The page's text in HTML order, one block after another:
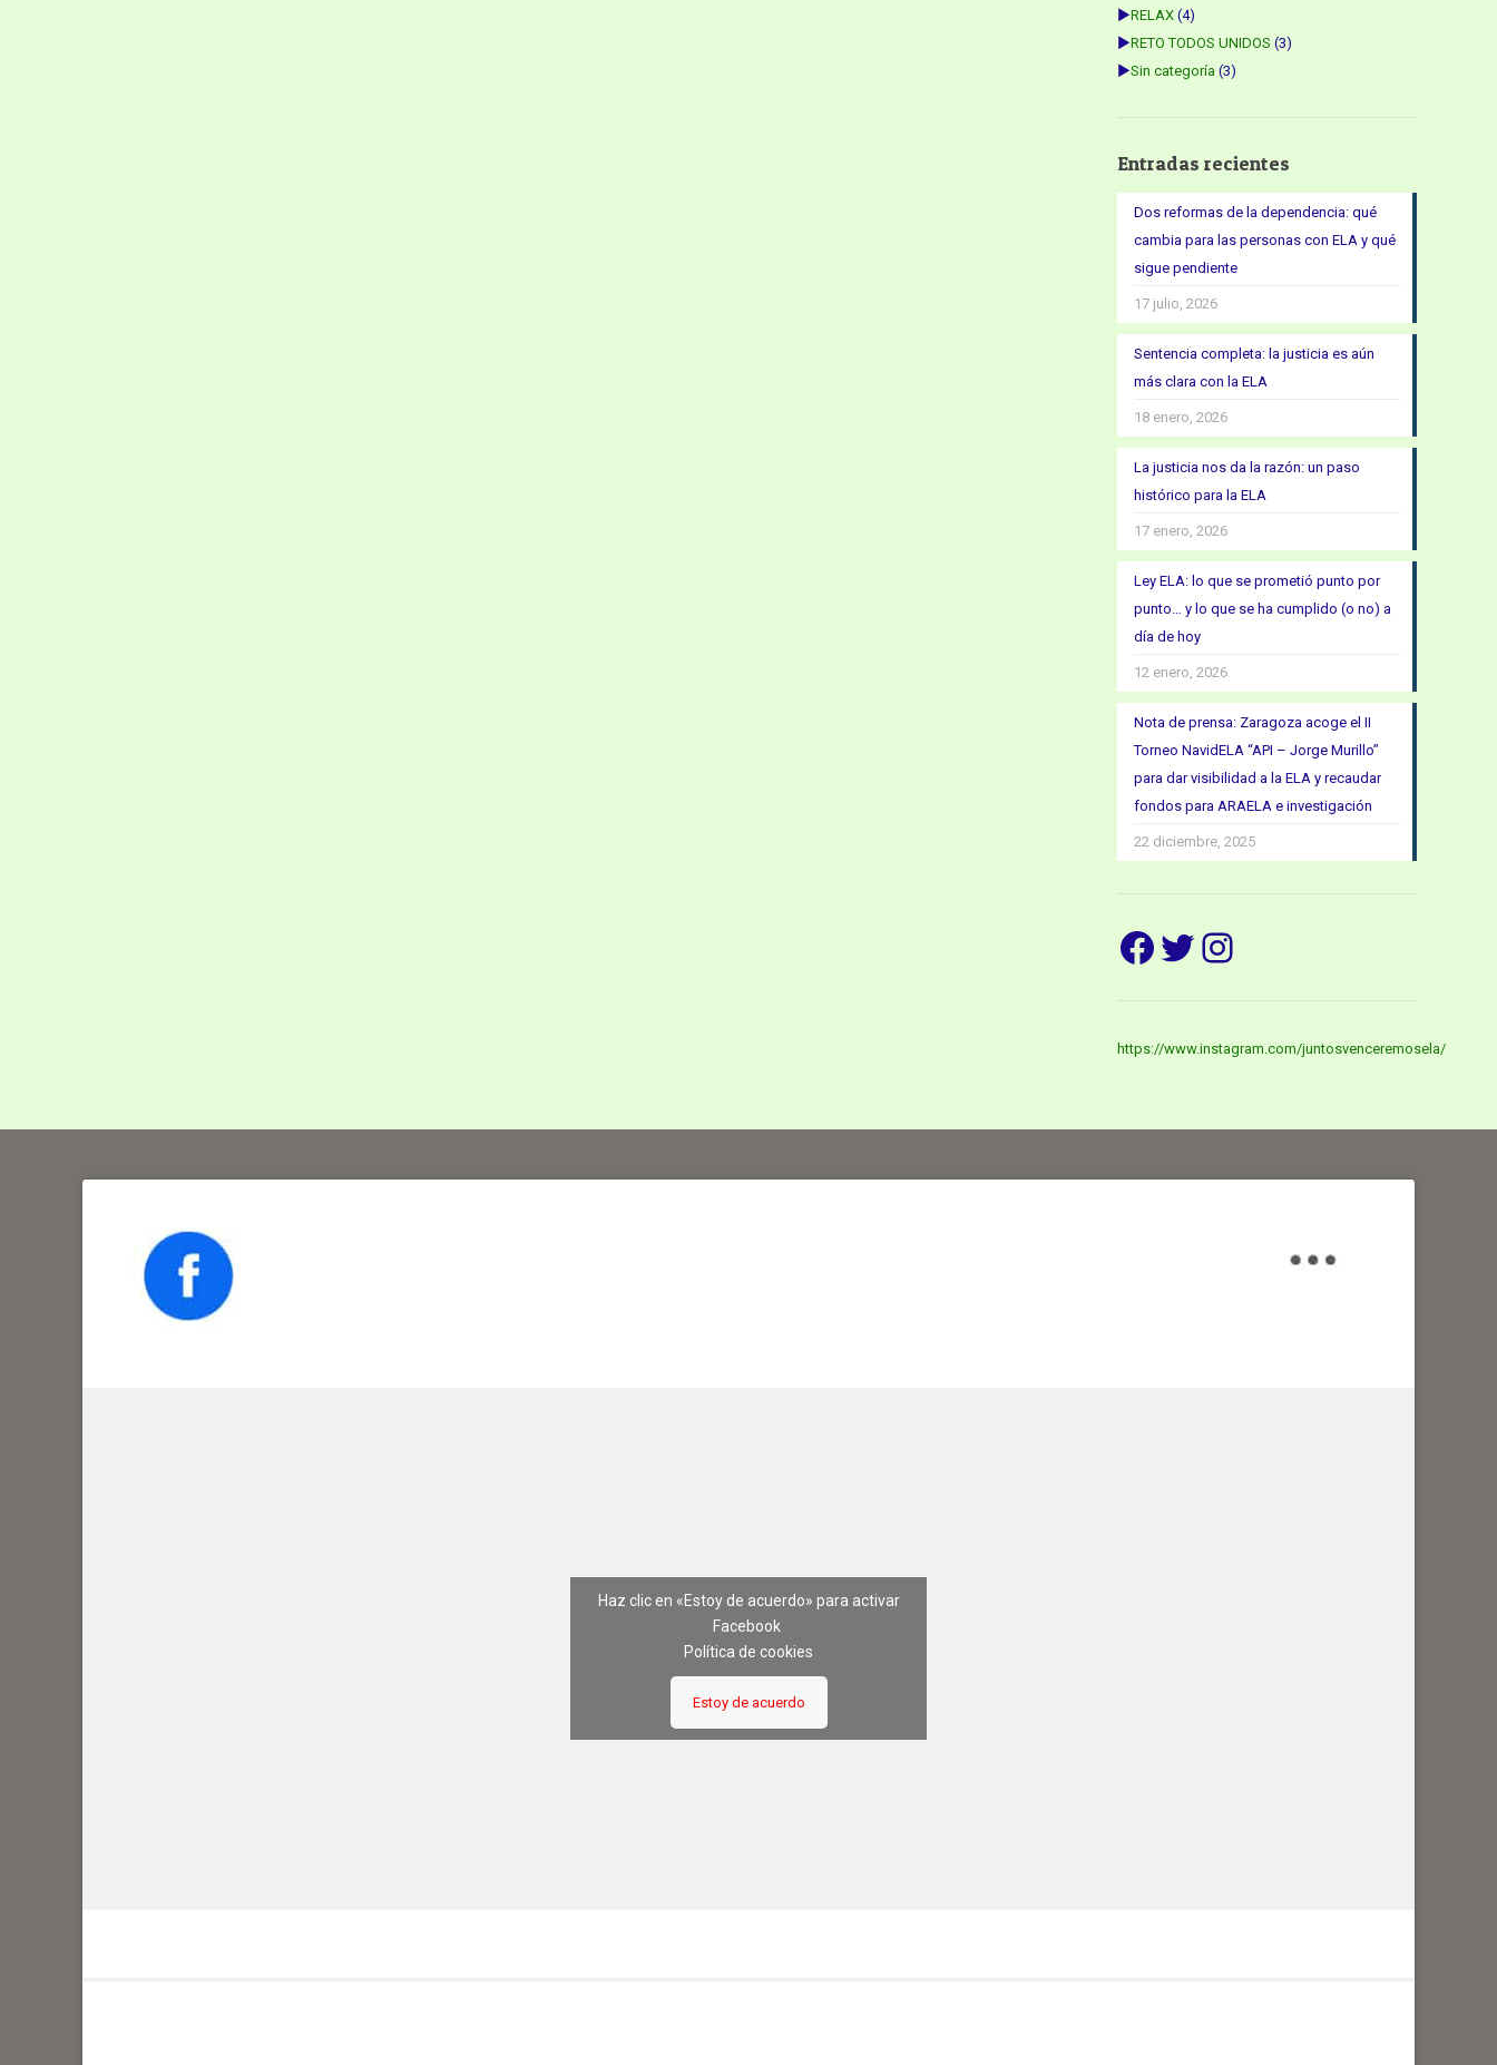
►RELAX (4)
►RETO TODOS UNIDOS (3)
►Sin categoría (3)
Entradas recientes
Dos reformas de la dependencia: qué
cambia para las personas con ELA y qué
sigue pendiente
17 julio, 2026
Sentencia completa: la justicia es aún
más clara con la ELA
18 enero, 2026
La justicia nos da la razón: un paso
histórico para la ELA
17 enero, 2026
Ley ELA: lo que se prometió punto por
punto… y lo que se ha cumplido (o no) a
día de hoy
12 enero, 2026
Nota de prensa: Zaragoza acoge el II
Torneo NavidELA “API – Jorge Murillo”
para dar visibilidad a la ELA y recaudar
fondos para ARAELA e investigación
22 diciembre, 2025
Facebook
Twitter
Instagram
https://www.instagram.com/juntosvenceremosela/
Haz clic en «Estoy de acuerdo» para activar
Facebook
Política de cookies
Estoy de acuerdo